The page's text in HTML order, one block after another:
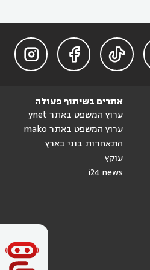



אתרים בשיתוף פעולה
ערוץ המשפט באתר ynet
ערוץ המשפט באתר mako
התאחדות בוני בארץ
עוקץ
i24 news